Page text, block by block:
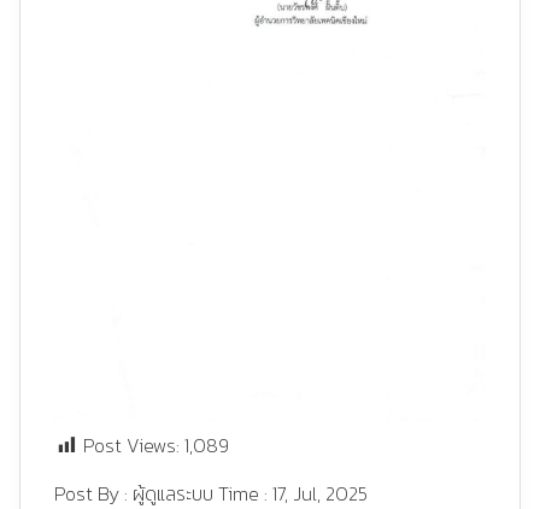
Post Views: 1,089
Post By : ผู้ดูแลระบบ Time : 17, Jul, 2025